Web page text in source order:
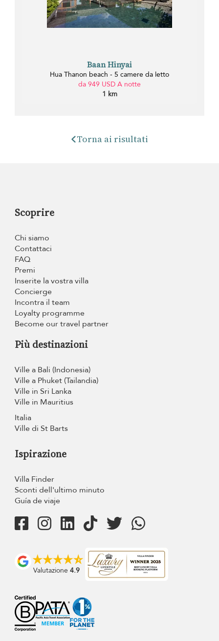
Baan Hinyai
Hua Thanon beach - 5 camere da letto
da 949 USD A notte
1 km
Torna ai risultati
Scoprire
Chi siamo
Contattaci
FAQ
Premi
Inserite la vostra villa
Concierge
Incontra il team
Loyalty programme
Become our travel partner
Più destinazioni
Ville a Bali (Indonesia)
Ville a Phuket (Tailandia)
Ville in Sri Lanka
Ville in Mauritius
Italia
Ville di St Barts
Ispirazione
Villa Finder
Sconti dell'ultimo minuto
Guía de viaje
Valutazione 4.9